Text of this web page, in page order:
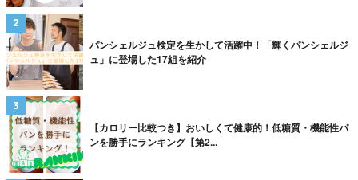
パンシェルジュ検定を生かして活躍中！「輝くパンシェルジ
ュ」に登場した17組を紹介
【カロリー比較つき】おいしくて健康的！低糖質・機能性パ
ンを勝手にランキング【第2...